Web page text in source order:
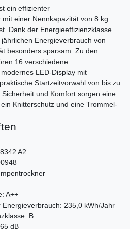
ein effizienter
einer Nennkapazität von 8 kg
Dank der Energieeffizienzklasse
Energieverbrauch von
besonders sparsam. Zu den
16 verschiedene
LED-Display mit
Startzeitvorwahl von bis zu
und Komfort sorgen eine
Knitterschutz und eine Trommel-
A2
A++
235,0 kWh/Jahr
B
dB